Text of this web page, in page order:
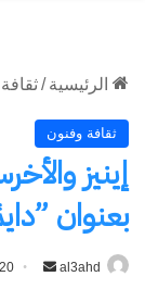
الرئيسية /
ثقافة وفنون
إينيز
بعنوان
al3ahd
أرسل20 يناير، 2026